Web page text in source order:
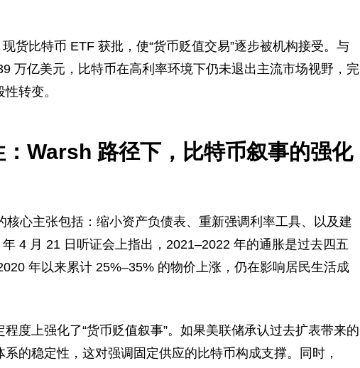
货比特币 ETF 获批，使“货币贬值交易”逐步被机构接受。与
万亿美元，比特币在高利率环境下仍未退出主流市场视野，完
转变。
Warsh 路径下，比特币叙事的强化
核心主张包括：缩小资产负债表、重新强调利率工具、以及建
4 月 21 日听证会上指出，2021–2022 年的通胀是过去四五
年以来累计 25%–35% 的物价上涨，仍在影响居民生活成
度上强化了“货币贬值叙事”。如果美联储承认过去扩表带来的
的稳定性，这对强调固定供应的比特币构成支撑。同时，